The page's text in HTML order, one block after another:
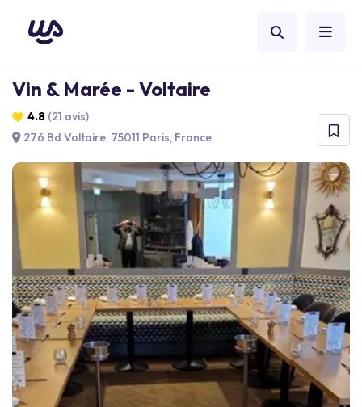
Vin & Marée - Voltaire
4.8 (21 avis)
276 Bd Voltaire, 75011 Paris, France